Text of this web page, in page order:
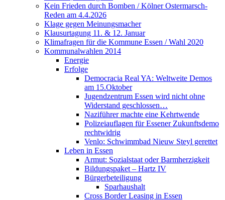
Kein Frieden durch Bomben / Kölner Ostermarsch-
Reden am 4.4.2026
Klage gegen Meinungsmacher
Klausurtagung 11. & 12. Januar
Klimafragen für die Kommune Essen / Wahl 2020
Kommunalwahlen 2014
Energie
Erfolge
Democracia Real YA: Weltweite Demos
am 15.Oktober
Jugendzentrum Essen wird nicht ohne
Widerstand geschlossen…
Naziführer machte eine Kehrtwende
Polizeiauflagen für Essener Zukunftsdemo
rechtwidrig
Venlo: Schwimmbad Nieuw Steyl gerettet
Leben in Essen
Armut: Sozialstaat oder Barmherzigkeit
Bildungspaket – Hartz IV
Bürgerbeteiligung
Sparhaushalt
Cross Border Leasing in Essen